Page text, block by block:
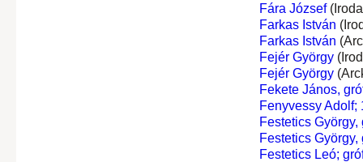
Fára József
Farkas István
Farkas István
Fejér György
Fejér György
Fekete János,
Fenyvessy Adolf;
Festetics György,
Festetics György,
Festetics Leó;